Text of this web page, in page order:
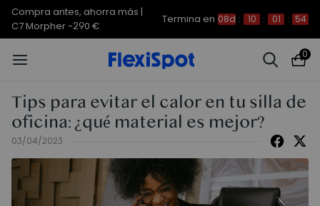
Compra antes, ahorra más |
C7 Morpher -290 €
Termina en 08d : 10 : 01 : 54
0
Tips para evitar el calor en tu silla de
oficina: ¿qué material es mejor?
03/04/2023